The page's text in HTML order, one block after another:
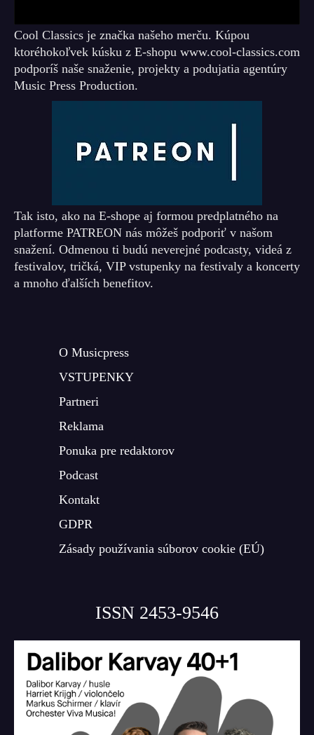
Cool Classics je značka našeho merču. Kúpou
ktoréhokoľvek kúsku z E-shopu www.cool-classics.com
podporíš naše snaženie, projekty a podujatia agentúry
Music Press Production.
Tak isto, ako na E-shope aj formou predplatného na
platforme PATREON nás môžeš podporiť v našom
snažení. Odmenou ti budú neverejné podcasty, videá z
festivalov, tričká, VIP vstupenky na festivaly a koncerty
a mnoho ďalších benefitov.
O Musicpress
VSTUPENKY
Partneri
Reklama
Ponuka pre redaktorov
Podcast
Kontakt
GDPR
Zásady používania súborov cookie (EÚ)
ISSN 2453-9546